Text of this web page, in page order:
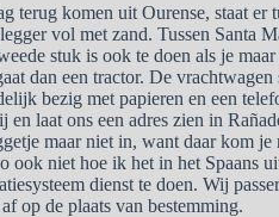
terug komen uit Ourense, staat er
vol met zand. Tussen Santa
stuk is ook te doen als je
dan een tractor. De
bezig met papieren en een
en laat ons een adres zien in
maar niet in, want daar kom
ook niet hoe ik het in het Spaans
dienst te doen. Wij
op de plaats van bestemming.